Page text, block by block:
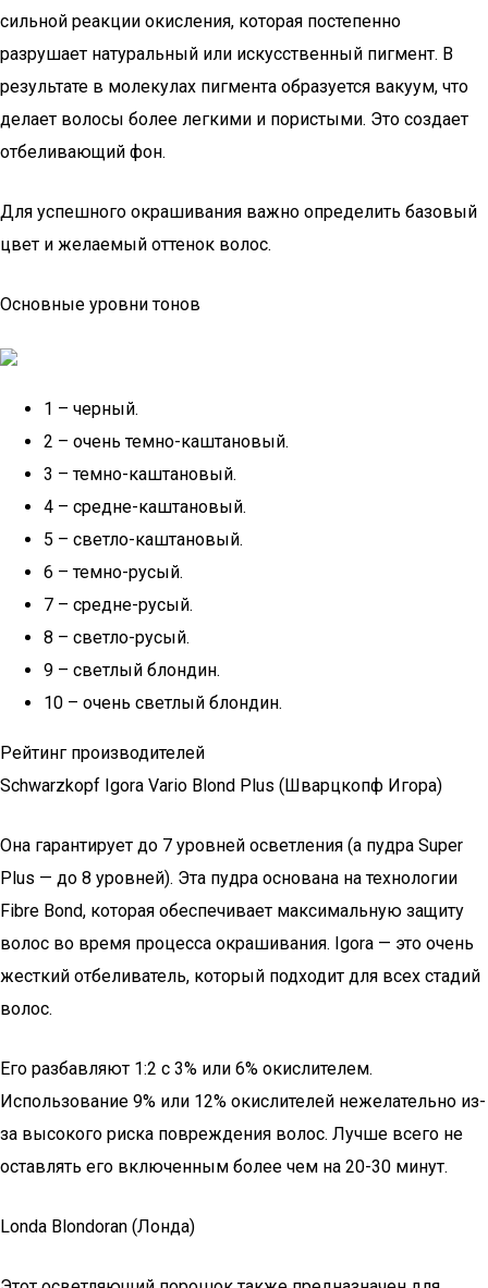
сильной реакции окисления, которая постепенно
разрушает натуральный или искусственный пигмент. В
результате в молекулах пигмента образуется вакуум, что
делает волосы более легкими и пористыми. Это создает
отбеливающий фон.
Для успешного окрашивания важно определить базовый
цвет и желаемый оттенок волос.
Основные уровни тонов
1 – черный.
2 – очень темно-каштановый.
3 – темно-каштановый.
4 – средне-каштановый.
5 – светло-каштановый.
6 – темно-русый.
7 – средне-русый.
8 – светло-русый.
9 – светлый блондин.
10 – очень светлый блондин.
Рейтинг производителей
Schwarzkopf Igora Vario Blond Plus (Шварцкопф Игора)
Она гарантирует до 7 уровней осветления (а пудра Super
Plus — до 8 уровней). Эта пудра основана на технологии
Fibre Bond, которая обеспечивает максимальную защиту
волос во время процесса окрашивания. Igora — это очень
жесткий отбеливатель, который подходит для всех стадий
волос.
Его разбавляют 1:2 с 3% или 6% окислителем.
Использование 9% или 12% окислителей нежелательно из-
за высокого риска повреждения волос. Лучше всего не
оставлять его включенным более чем на 20-30 минут.
Londa Blondoran (Лонда)